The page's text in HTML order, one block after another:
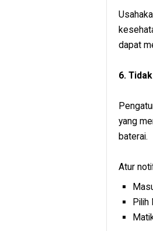
dapat
6.
yang
baterai.
Atur
Pilih